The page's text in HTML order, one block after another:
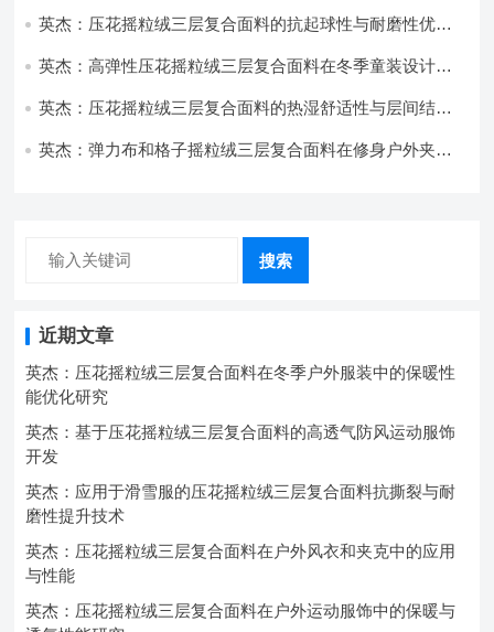
英杰：压花摇粒绒三层复合面料的抗起球性与耐磨性优化
英杰：高弹性压花摇粒绒三层复合面料在冬季童装设计中
英杰：压花摇粒绒三层复合面料的热湿舒适性与层间结合
英杰：弹力布和格子摇粒绒三层复合面料在修身户外夹克
搜索
近期文章
英杰：压花摇粒绒三层复合面料在冬季户外服装中的保暖性
能优化研究
英杰：基于压花摇粒绒三层复合面料的高透气防风运动服饰
开发
英杰：应用于滑雪服的压花摇粒绒三层复合面料抗撕裂与耐
磨性提升技术
英杰：压花摇粒绒三层复合面料在户外风衣和夹克中的应用
与性能
英杰：压花摇粒绒三层复合面料在户外运动服饰中的保暖与